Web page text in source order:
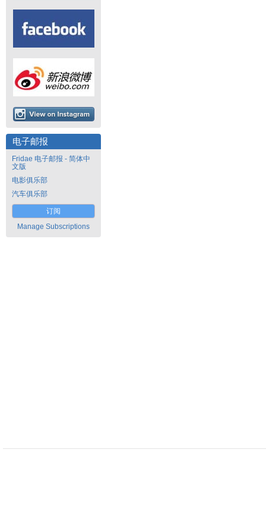
电子邮报
Fridae 电子邮报 - 简体中
文版
电影俱乐部
汽车俱乐部
订阅
Manage Subscriptions